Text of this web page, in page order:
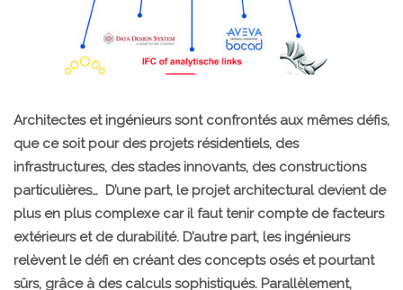
Architectes et ingénieurs sont confrontés aux mêmes défis,
que ce soit pour des projets résidentiels, des
infrastructures, des stades innovants, des constructions
particulières… D’une part, le projet architectural devient de
plus en plus complexe car il faut tenir compte de facteurs
extérieurs et de durabilité. D’autre part, les ingénieurs
relèvent le défi en créant des concepts osés et pourtant
sûrs, grâce à des calculs sophistiqués. Parallèlement,